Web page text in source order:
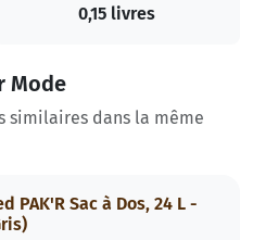
0,15 livres
Mode
similaires dans la même
PAK'R Sac à Dos, 24 L -